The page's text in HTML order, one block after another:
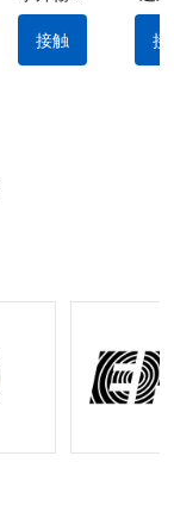
ット: 防
水素材 |
クイック
接触
率的
血
ため
接